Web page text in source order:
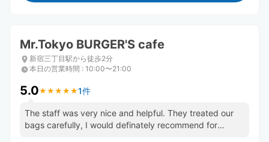
Mr.Tokyo BURGER'S cafe
新宿三丁目駅から徒歩2分
本日の営業時間 : 10:00〜21:00
5.0★ ★ ★ ★ ★
★ ★ ★ ★ ★1件
The staff was very nice and helpful. They treated our
bags carefully, I would definately recommend for